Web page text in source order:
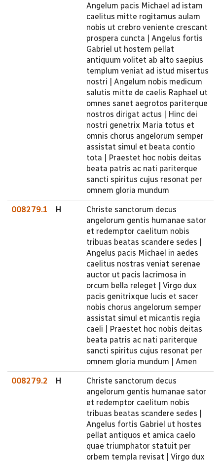
Angelum pacis Michael ad istam
caelitus mitte rogitamus aulam
nobis ut crebro veniente crescant
prospera cuncta | Angelus fortis
Gabriel ut hostem pellat
antiquum volitet ab alto saepius
templum veniat ad istud misertus
nostri | Angelum nobis medicum
salutis mitte de caelis Raphael ut
omnes sanet aegrotos pariterque
nostros dirigat actus | Hinc dei
nostri genetrix Maria totus et
omnis chorus angelorum semper
assistat simul et beata contio
tota | Praestet hoc nobis deitas
beata patris ac nati pariterque
sancti spiritus cujus resonat per
omnem gloria mundum
008279.1 H
Christe sanctorum decus
angelorum gentis humanae sator
et redemptor caelitum nobis
tribuas beatas scandere sedes |
Angelus pacis Michael in aedes
caelitus nostras veniat serenae
auctor ut pacis lacrimosa in
orcum bella releget | Virgo dux
pacis genitrixque lucis et sacer
nobis chorus angelorum semper
assistat simul et micantis regia
caeli | Praestet hoc nobis deitas
beata patris ac nati pariterque
sancti spiritus cujus resonat per
omnem gloria mundum | Amen
008279.2 H
Christe sanctorum decus
angelorum gentis humanae sator
et redemptor caelitum nobis
tribuas beatas scandere sedes |
Angelus fortis Gabriel ut hostes
pellat antiquos et amica caelo
quae triumphator statuit per
orbem templa revisat | Virgo dux